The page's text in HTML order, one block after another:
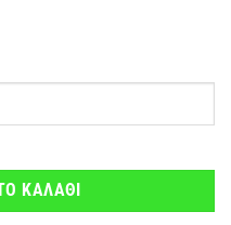
φεύγω - Ζακέτα να πάρεις» με
ΚΑΛΑΘΙ